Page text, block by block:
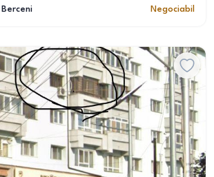
Berceni Negociabil